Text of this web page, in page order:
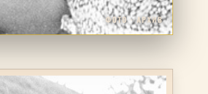
ФОТО · АРХИВ